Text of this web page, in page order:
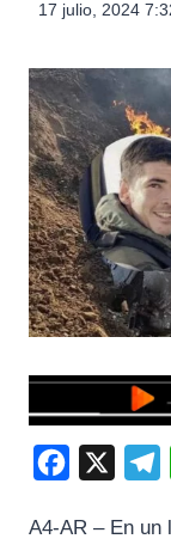
17 julio, 2024
c
l
A4-AR – En un